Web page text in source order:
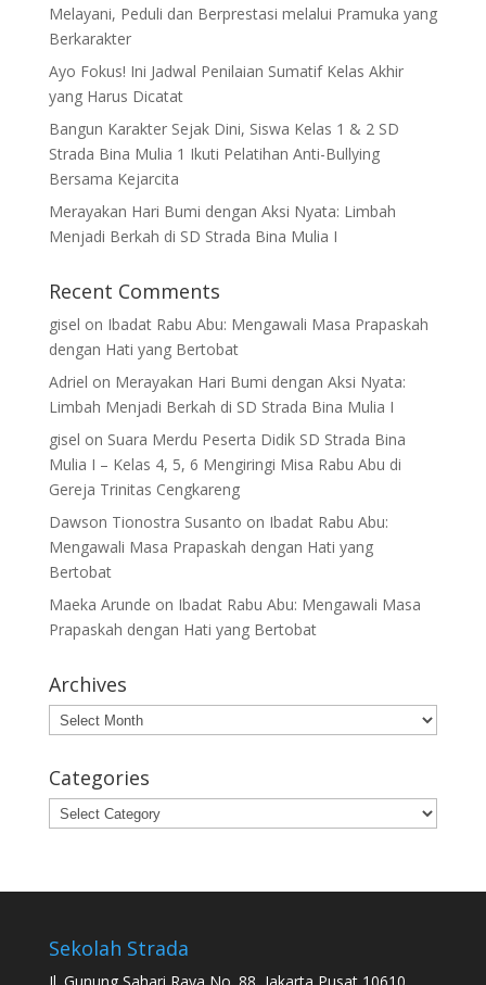
Melayani, Peduli dan Berprestasi melalui Pramuka yang
Berkarakter
Ayo Fokus! Ini Jadwal Penilaian Sumatif Kelas Akhir
yang Harus Dicatat
Bangun Karakter Sejak Dini, Siswa Kelas 1 & 2 SD
Strada Bina Mulia 1 Ikuti Pelatihan Anti-Bullying
Bersama Kejarcita
Merayakan Hari Bumi dengan Aksi Nyata: Limbah
Menjadi Berkah di SD Strada Bina Mulia I
Recent Comments
gisel on Ibadat Rabu Abu: Mengawali Masa Prapaskah
dengan Hati yang Bertobat
Adriel on Merayakan Hari Bumi dengan Aksi Nyata:
Limbah Menjadi Berkah di SD Strada Bina Mulia I
gisel on Suara Merdu Peserta Didik SD Strada Bina
Mulia I – Kelas 4, 5, 6 Mengiringi Misa Rabu Abu di
Gereja Trinitas Cengkareng
Dawson Tionostra Susanto on Ibadat Rabu Abu:
Mengawali Masa Prapaskah dengan Hati yang
Bertobat
Maeka Arunde on Ibadat Rabu Abu: Mengawali Masa
Prapaskah dengan Hati yang Bertobat
Archives
Archives
Categories
Categories
Sekolah Strada